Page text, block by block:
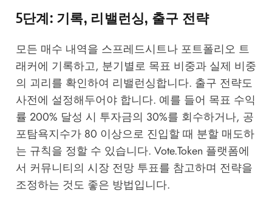
5단계: 기록, 리밸런싱, 출구 전략
모든 매수 내역을 스프레드시트나 포트폴리오 트
래커에 기록하고, 분기별로 목표 비중과 실제 비중
의 괴리를 확인하여 리밸런싱합니다. 출구 전략도
사전에 설정해두어야 합니다. 예를 들어 목표 수익
률 200% 달성 시 투자금의 30%를 회수하거나, 공
포탐욕지수가 80 이상으로 진입할 때 분할 매도하
는 규칙을 정할 수 있습니다. Vote.Token 플랫폼에
서 커뮤니티의 시장 전망 투표를 참고하며 전략을
조정하는 것도 좋은 방법입니다.